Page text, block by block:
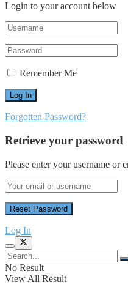
Login to your account below
Remember Me
Forgotten Password?
Retrieve your password
Please enter your username or
Log In
No Result
View All Result